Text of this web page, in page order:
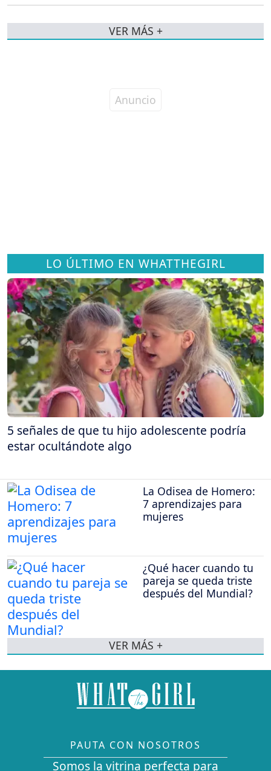
LO ÚLTIMO EN WHATTHEGIRL
5 señales de que tu hijo adolescente podría
estar ocultándote algo
La Odisea de Homero:
7 aprendizajes para
mujeres
¿Qué hacer cuando tu
pareja se queda triste
después del Mundial?
VER MÁS +
VER MÁS +
PAUTA CON NOSOTROS
Somos la vitrina perfecta para